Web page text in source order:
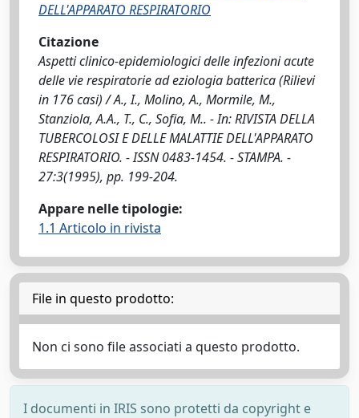
DELL'APPARATO RESPIRATORIO
Citazione
Aspetti clinico-epidemiologici delle infezioni acute
delle vie respiratorie ad eziologia batterica (Rilievi
in 176 casi) / A., I., Molino, A., Mormile, M.,
Stanziola, A.A., T., C., Sofia, M.. - In: RIVISTA DELLA
TUBERCOLOSI E DELLE MALATTIE DELL'APPARATO
RESPIRATORIO. - ISSN 0483-1454. - STAMPA. -
27:3(1995), pp. 199-204.
Appare nelle tipologie:
1.1 Articolo in rivista
File in questo prodotto:
Non ci sono file associati a questo prodotto.
I documenti in IRIS sono protetti da copyright e